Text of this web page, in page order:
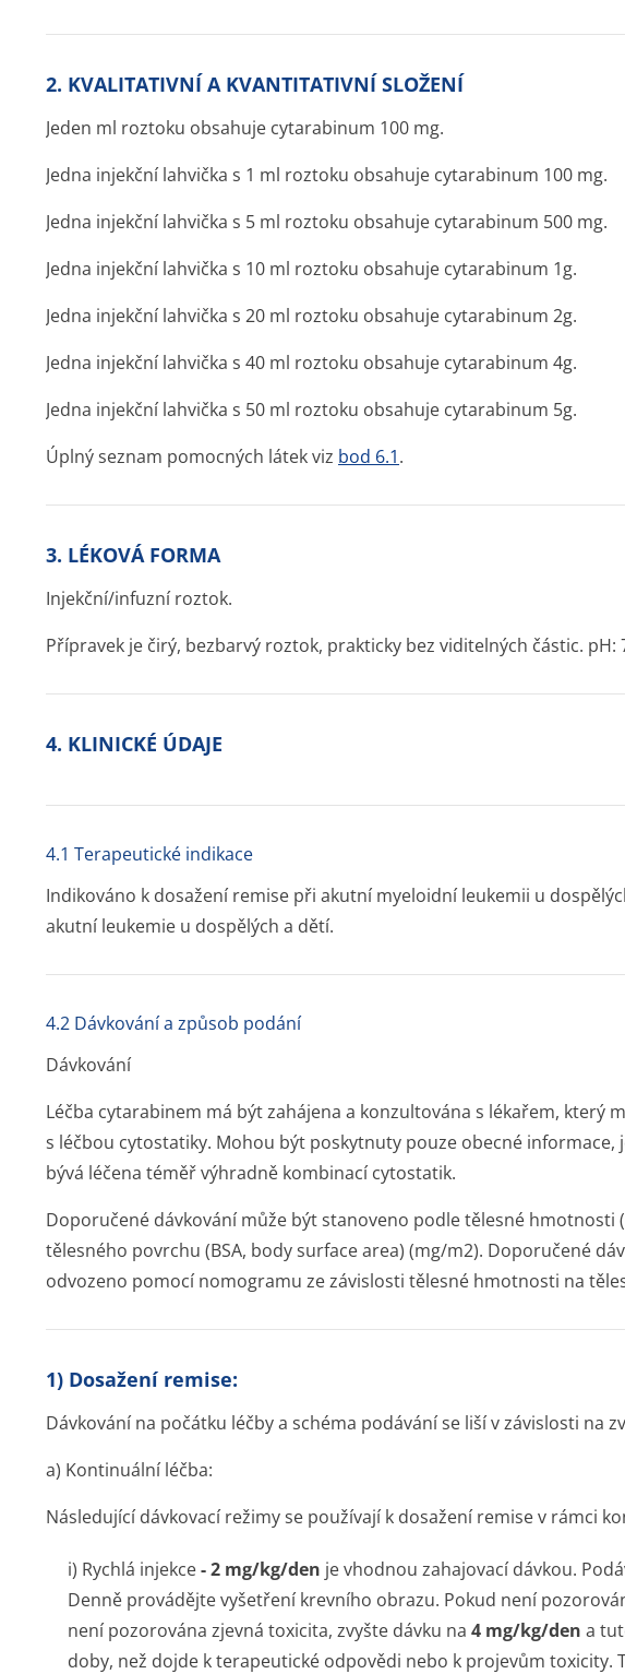
2. KVALITATIVNÍ A KVANTITATIVNÍ SLOŽENÍ
Jeden ml roztoku obsahuje cytarabinum 100 mg.
Jedna injekční lahvička s 1 ml roztoku obsahuje cytarabinum 100 mg.
Jedna injekční lahvička s 5 ml roztoku obsahuje cytarabinum 500 mg.
Jedna injekční lahvička s 10 ml roztoku obsahuje cytarabinum 1g.
Jedna injekční lahvička s 20 ml roztoku obsahuje cytarabinum 2g.
Jedna injekční lahvička s 40 ml roztoku obsahuje cytarabinum 4g.
Jedna injekční lahvička s 50 ml roztoku obsahuje cytarabinum 5g.
Úplný seznam pomocných látek viz bod 6.1.
3. LÉKOVÁ FORMA
Injekční/infuzní roztok.
Přípravek je čirý, bezbarvý roztok, prakticky bez viditelných částic. pH:
4. KLINICKÉ ÚDAJE
4.1 Terapeutické indikace
Indikováno k dosažení remise při akutní myeloidní leukemii u
akutní leukemie u dospělých a dětí.
4.2 Dávkování a způsob podání
Dávkování
Léčba cytarabinem má být zahájena a konzultována s lékařem, který
s léčbou cytostatiky. Mohou být poskytnuty pouze obecné informace,
bývá léčena téměř výhradně kombinací cytostatik.
Doporučené dávkování může být stanoveno podle tělesné hmotnosti
tělesného povrchu (BSA, body surface area) (mg/m2). Doporučené
odvozeno pomocí nomogramu ze závislosti tělesné hmotnosti na
1) Dosažení remise:
Dávkování na počátku léčby a schéma podávání se liší v závislosti na
a) Kontinuální léčba:
Následující dávkovací režimy se používají k dosažení remise v rámci
i) Rychlá injekce- 2 mg/kg/den je vhodnou zahajovací dávkou.
Denně provádějte vyšetření krevního obrazu. Pokud není
není pozorována zjevná toxicita, zvyšte dávku na 4 mg/kg/den a
doby, než dojde k terapeutické odpovědi nebo k projevům toxicity.